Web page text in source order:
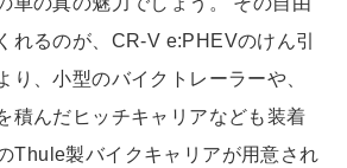
れるのが、CR-V e:PHEVのけん引
り、小型のバイクトレーラーや、
積んだヒッチキャリアなども装着
Thule製バイクキャリアが用意され